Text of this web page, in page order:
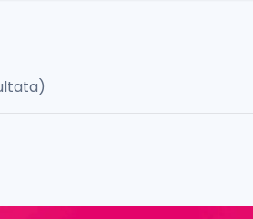
đ, ž, dž)